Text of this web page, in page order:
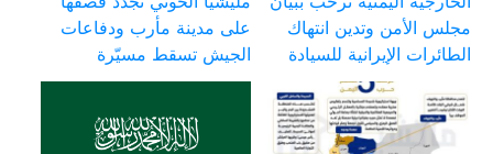
مجلس الأمن وتدين انتهاك
الطائرات الإيرانية للسيادة
على مدينة مأرب ودفاعات
الجيش تسقط مسيّرة